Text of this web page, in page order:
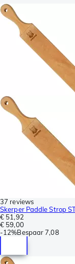
37 reviews
Skerper Paddle Strop
€ 51,92
€ 59,00
-12%Bespaar 7,08